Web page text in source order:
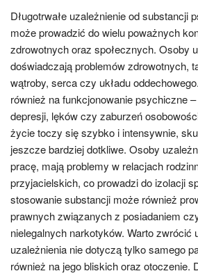
Długotrwałe uzależnienie od substancji
może prowadzić do wielu poważnych
zdrowotnych oraz społecznych. Osoby
doświadczają problemów zdrowotnych,
wątroby, serca czy układu
również na funkcjonowanie psychiczne
depresji, lęków czy zaburzeń
życie toczy się szybko i intensywnie,
jeszcze bardziej dotkliwe. Osoby
pracę, mają problemy w relacjach
przyjacielskich, co prowadzi do izolacji
stosowanie substancji może również
prawnych związanych z posiadaniem
nielegalnych narkotyków. Warto zwrócić
uzależnienia nie dotyczą tylko samego
również na jego bliskich oraz otoczenie.